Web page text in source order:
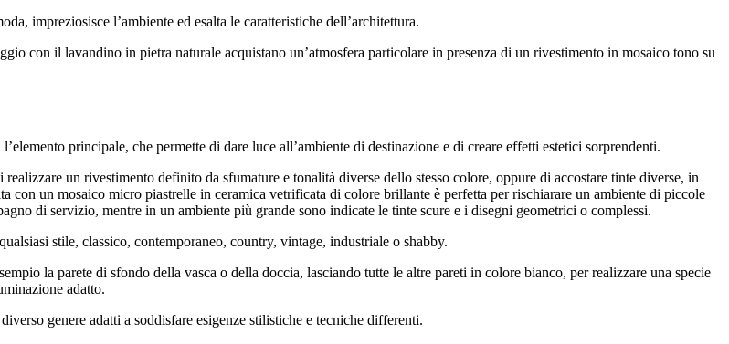
impreziosisce l’ambiente ed esalta le caratteristiche dell’architettura.
con il lavandino in pietra naturale acquistano un’atmosfera particolare in presenza di un rivestimento in mosaico tono su
principale, che permette di dare luce all’ambiente di destinazione e di creare effetti estetici sorprendenti.
un rivestimento definito da sfumature e tonalità diverse dello stesso colore, oppure di accostare tinte diverse, in
con un mosaico micro piastrelle in ceramica vetrificata di colore brillante è perfetta per rischiarare un ambiente di piccole
di servizio, mentre in un ambiente più grande sono indicate le tinte scure e i disegni geometrici o complessi.
stile, classico, contemporaneo, country, vintage, industriale o shabby.
la parete di sfondo della vasca o della doccia, lasciando tutte le altre pareti in colore bianco, per realizzare una specie
adatto.
genere adatti a soddisfare esigenze stilistiche e tecniche differenti.